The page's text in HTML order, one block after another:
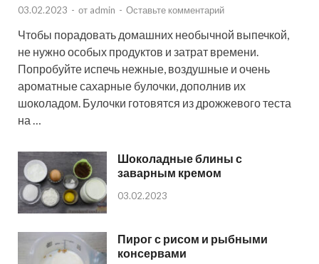
03.02.2023 - от admin - Оставьте комментарий
Чтобы порадовать домашних необычной выпечкой,
не нужно особых продуктов и затрат времени.
Попробуйте испечь нежные, воздушные и очень
ароматные сахарные булочки, дополнив их
шоколадом. Булочки готовятся из дрожжевого теста
на …
Шоколадные блины с
заварным кремом
03.02.2023
Пирог с рисом и рыбными
консервами